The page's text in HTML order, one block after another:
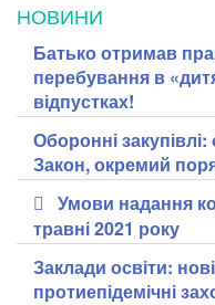
НОВИНИ
Батько отримав
перебування в
відпустках!
Оборонні
Закон, окремий
Умови надання
травні 2021 року
Заклади освіти: нові
протиепідемічні